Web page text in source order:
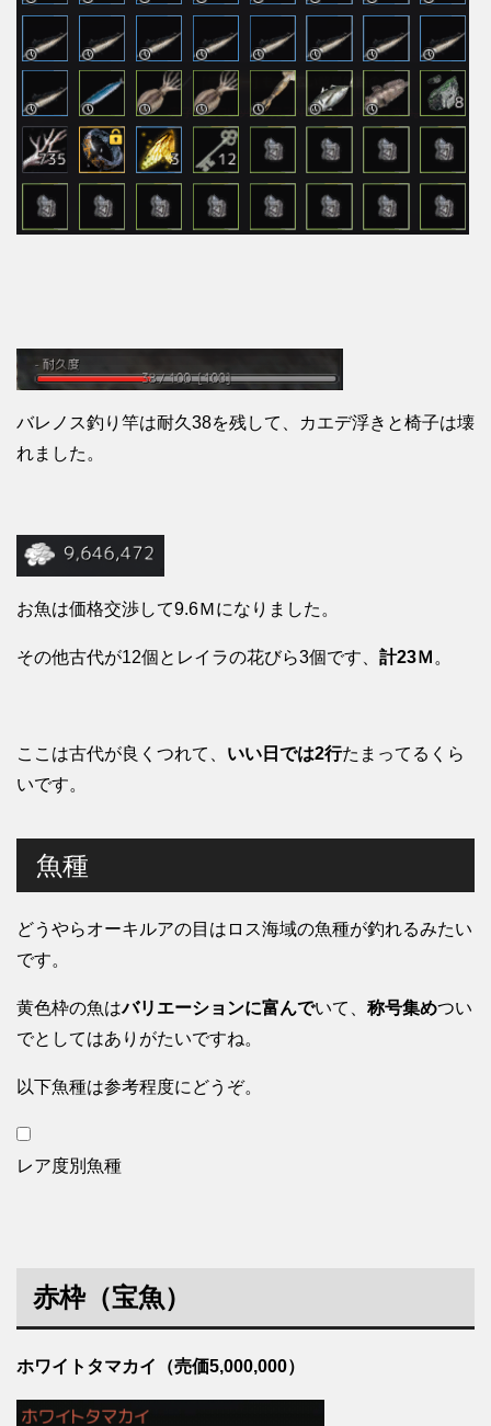
バレノス釣り竿は耐久38を残して、カエデ浮きと椅子は壊
れました。
お魚は価格交渉して9.6Ｍになりました。
その他古代が12個とレイラの花びら3個です、 計23Ｍ 。
ここは古代が良くつれて、 いい日では2行たまってるくら
いです。
魚種
どうやらオーキルアの目はロス海域の魚種が釣れるみたい
です。
黄色枠の魚はバリエーションに富んでいて、 称号集めつい
でとしてはありがたいですね。
以下魚種は参考程度にどうぞ。
レア度別魚種
赤枠（宝魚）
ホワイトタマカイ（売価5,000,000）